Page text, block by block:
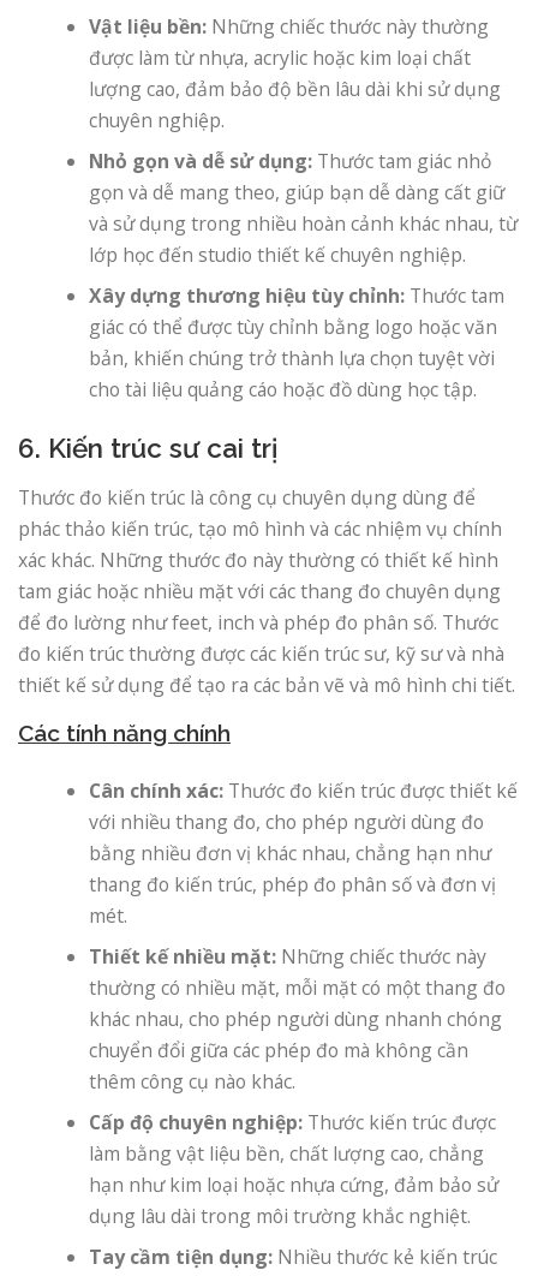
Vật liệu bền: Những chiếc thước này thường
được làm từ nhựa, acrylic hoặc kim loại chất
lượng cao, đảm bảo độ bền lâu dài khi sử dụng
chuyên nghiệp.
Nhỏ gọn và dễ sử dụng: Thước tam giác nhỏ
gọn và dễ mang theo, giúp bạn dễ dàng cất giữ
và sử dụng trong nhiều hoàn cảnh khác nhau, từ
lớp học đến studio thiết kế chuyên nghiệp.
Xây dựng thương hiệu tùy chỉnh: Thước tam
giác có thể được tùy chỉnh bằng logo hoặc văn
bản, khiến chúng trở thành lựa chọn tuyệt vời
cho tài liệu quảng cáo hoặc đồ dùng học tập.
6. Kiến trúc sư cai trị
Thước đo kiến ​​trúc là công cụ chuyên dụng dùng để
phác thảo kiến ​​trúc, tạo mô hình và các nhiệm vụ chính
xác khác. Những thước đo này thường có thiết kế hình
tam giác hoặc nhiều mặt với các thang đo chuyên dụng
để đo lường như feet, inch và phép đo phân số. Thước
đo kiến ​​trúc thường được các kiến ​​trúc sư, kỹ sư và nhà
thiết kế sử dụng để tạo ra các bản vẽ và mô hình chi tiết.
Các tính năng chính
Cân chính xác: Thước đo kiến ​​trúc được thiết kế
với nhiều thang đo, cho phép người dùng đo
bằng nhiều đơn vị khác nhau, chẳng hạn như
thang đo kiến ​​trúc, phép đo phân số và đơn vị
mét.
Thiết kế nhiều mặt: Những chiếc thước này
thường có nhiều mặt, mỗi mặt có một thang đo
khác nhau, cho phép người dùng nhanh chóng
chuyển đổi giữa các phép đo mà không cần
thêm công cụ nào khác.
Cấp độ chuyên nghiệp: Thước kiến ​​trúc được
làm bằng vật liệu bền, chất lượng cao, chẳng
hạn như kim loại hoặc nhựa cứng, đảm bảo sử
dụng lâu dài trong môi trường khắc nghiệt.
Tay cầm tiện dụng: Nhiều thước kẻ kiến ​​trúc